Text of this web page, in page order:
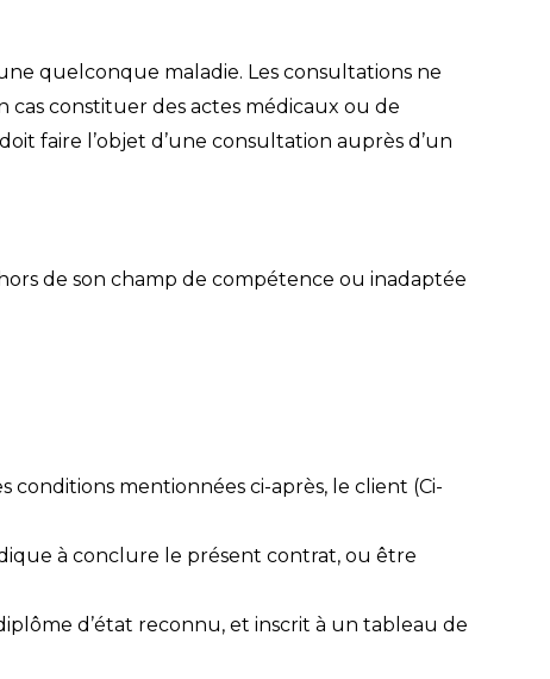
quelconque maladie. Les consultations ne
constituer des actes médicaux ou de
faire l’objet d’une consultation auprès d’un
de son champ de compétence ou inadaptée
mentionnées ci-après, le client (Ci-
à conclure le présent contrat, ou être
d’état reconnu, et inscrit à un tableau de